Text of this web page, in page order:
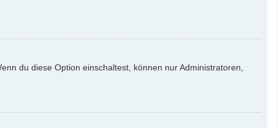
du diese Option einschaltest, können nur Administratoren,